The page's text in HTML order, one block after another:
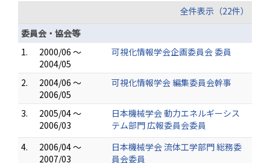
全件表示（22件）
委員会・協会等
1.
2000/06 ～
2004/05
可視化情報学会企画委員会 委員
2.
2004/06 ～
2006/05
可視化情報学会 編集委員会幹事
3.
2005/04 ～
2006/03
日本機械学会 動力エネルギーシス
テム部門 広報委員会委員
4.
2006/04 ～
2007/03
日本機械学会 流体工学部門 総務委
員会委員